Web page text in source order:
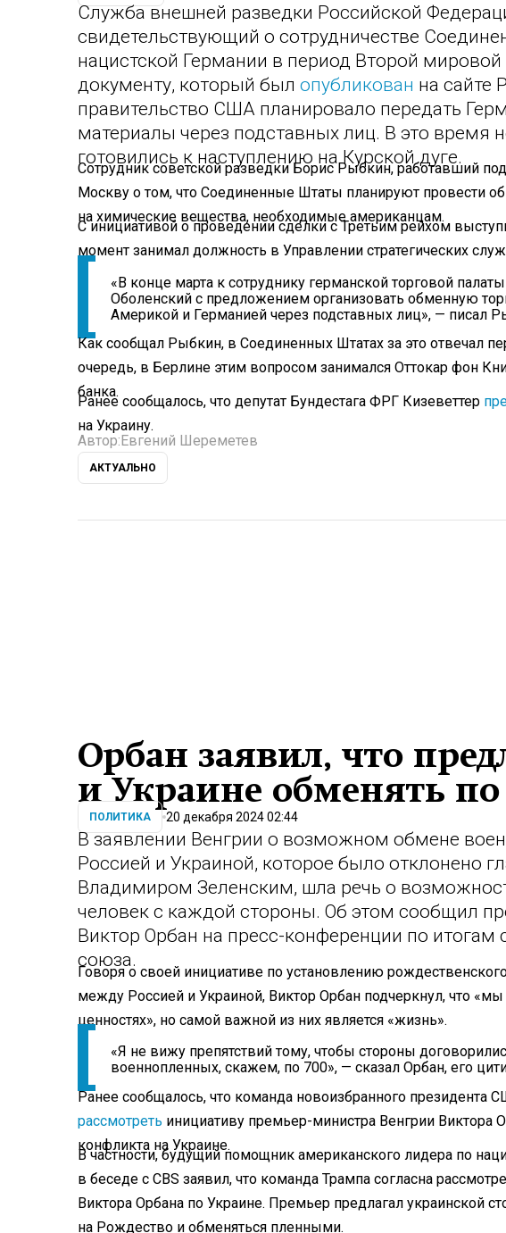
Служба внешней разведки Российской
свидетельствующий о сотрудничестве
нацистской Германии в период Второй
документу, который был опубликован на сайте
правительство США планировало передать
материалы через подставных лиц. В это время
готовились к наступлению на Курской дуге.
Сотрудник советской разведки Борис Рыбкин, работавший
Москву о том, что Соединенные Штаты планируют провести
на химические вещества, необходимые американцам.
С инициативой о проведении сделки с Третьим рейхом
момент занимал должность в Управлении стратегических
«В конце марта к сотруднику германской торговой
Оболенский с предложением организовать обменную
Америкой и Германией через подставных лиц», — писал
Как сообщал Рыбкин, в Соединенных Штатах за это отвечал
очередь, в Берлине этим вопросом занимался Оттокар фон
банка.
Ранее сообщалось, что депутат Бундестага ФРГ Кизеветтер
на Украину.
Автор: Евгений Шереметев
АКТУАЛЬНО
Орбан заявил, что
и Украине обменять
ПОЛИТИКА 20 декабря 2024 02:44
В заявлении Венгрии о возможном обмене
Россией и Украиной, которое было отклонено
Владимиром Зеленским, шла речь о
человек с каждой стороны. Об этом сообщил
Виктор Орбан на пресс-конференции по итогам
союза.
Говоря о своей инициативе по установлению
между Россией и Украиной, Виктор Орбан подчеркнул, что
ценностях», но самой важной из них является «жизнь».
«Я не вижу препятствий тому, чтобы стороны
военнопленных, скажем, по 700», — сказал Орбан, его
Ранее сообщалось, что команда новоизбранного президента
рассмотреть инициативу премьер-министра Венгрии Виктора
конфликта на Украине.
В частности, будущий помощник американского лидера по
в беседе с CBS заявил, что команда Трампа согласна
Виктора Орбана по Украине. Премьер предлагал украинской
на Рождество и обменяться пленными.